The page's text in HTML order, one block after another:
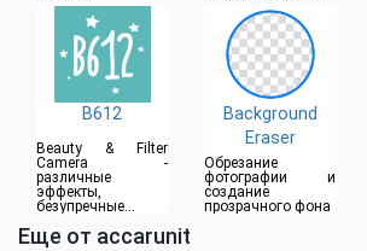
B612
Beauty & Filter
Camera -
различные
эффекты,
безупречные
Background
Eraser
Обрезание
фотографии и
создание
прозрачного фона
Еще от accarunit